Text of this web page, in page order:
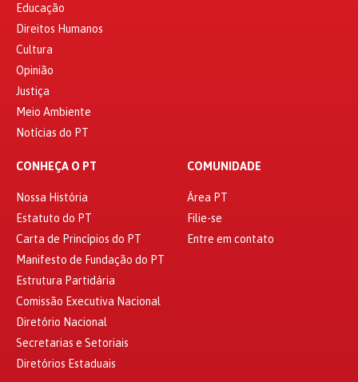
Educação
Direitos Humanos
Cultura
Opinião
Justiça
Meio Ambiente
Notícias do PT
CONHEÇA O PT
Nossa História
Estatuto do PT
Carta de Princípios do PT
Manifesto de Fundação do PT
Estrutura Partidária
Comissão Executiva Nacional
Diretório Nacional
Secretarias e Setoriais
Diretórios Estaduais
COMUNIDADE
Área PT
Filie-se
Entre em contato